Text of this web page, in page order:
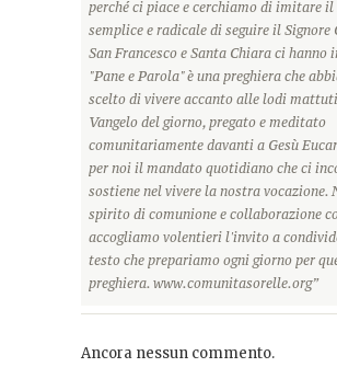
perché ci piace e cerchiamo di imitare il
semplice e radicale di seguire il Signore
San Francesco e Santa Chiara ci hanno
"Pane e Parola" è una preghiera che
scelto di vivere accanto alle lodi
Vangelo del giorno, pregato e meditato
comunitariamente davanti a Gesù
per noi il mandato quotidiano che ci
sostiene nel vivere la nostra vocazione.
spirito di comunione e collaborazione
accogliamo volentieri l'invito a
testo che prepariamo ogni giorno per
preghiera. www.comunitasorelle.org”
Ancora nessun commento.